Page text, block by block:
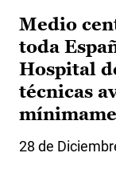
Medio
toda
Hospital
técnicas
28 de